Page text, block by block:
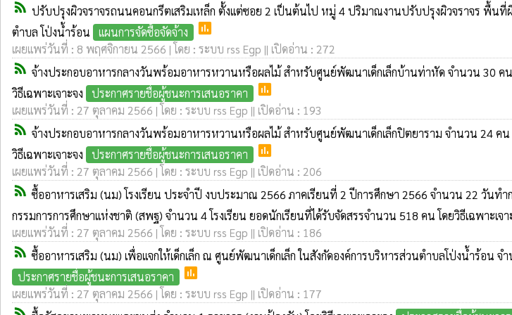
rss_feed ปรับปรุงผิวจราจรถนนคอนกรีตเสริมเหล็ก ตั้งแต่ซอย 2 เป็นต้นไป หมู่ 4 ปริมาณงานปรับปรุงผิวจราจร พื้นที่
ตำบล โป่งน้ำร้อน
แผนการจัดซื้อจัดจ้าง poll
เผยแพร่วันที่ : 8 พฤศจิกายน 2566 | โดย : ระบบ rss Egp || เปิดอ่าน : 272
rss_feed จ้างประกอบอาหารกลางวันพร้อมอาหารหวานหรือผลไม้ สำหรับศูนย์พัฒนาเด็กเล็กบ้านท่าหัด จำนวน 30
วิธีเฉพาะเจาะจง
ประกาศรายชื่อผู้ชนะการเสนอราคา poll
เผยแพร่วันที่ : 27 ตุลาคม 2566 | โดย : ระบบ rss Egp || เปิดอ่าน : 193
rss_feed จ้างประกอบอาหารกลางวันพร้อมอาหารหวานหรือผลไม้ สำหรับศูนย์พัฒนาเด็กเล็กปิตยาราม จำนวน 24
วิธีเฉพาะเจาะจง
ประกาศรายชื่อผู้ชนะการเสนอราคา poll
เผยแพร่วันที่ : 27 ตุลาคม 2566 | โดย : ระบบ rss Egp || เปิดอ่าน : 206
rss_feed ซื้ออาหารเสริม (นม) โรงเรียน ประจำปี งบประมาณ 2566 ภาคเรียนที่ 2 ปีการศึกษา 2566 จำนวน 22 วันท
กรรมการการศึกษาแห่งชาติ (สพฐ) จำนวน 4 โรงเรียน ยอดนักเรียนที่ได้รับจัดสรรจำนวน 518 คน โดยวิธีเฉพาะเจา
เผยแพร่วันที่ : 27 ตุลาคม 2566 | โดย : ระบบ rss Egp || เปิดอ่าน : 186
rss_feed ซื้ออาหารเสริม (นม) เพื่อแจกให้เด็กเล็ก ณ ศูนย์พัฒนาเด็กเล็ก ในสังกัดองค์การบริหารส่วนตำบลโป่งน้ำร้อน
ประกาศรายชื่อผู้ชนะการเสนอราคา
poll
เผยแพร่วันที่ : 27 ตุลาคม 2566 | โดย : ระบบ rss Egp || เปิดอ่าน : 177